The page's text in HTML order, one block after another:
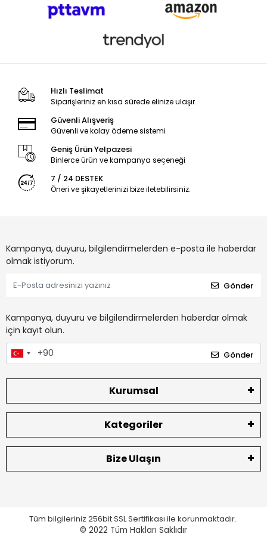
Hızlı Teslimat
Siparişleriniz en kısa sürede elinize ulaşır.
Güvenli Alışveriş
Güvenli ve kolay ödeme sistemi
Geniş Ürün Yelpazesi
Binlerce ürün ve kampanya seçeneği
7 / 24 DESTEK
Öneri ve şikayetlerinizi bize iletebilirsiniz.
Kampanya, duyuru, bilgilendirmelerden e-posta ile haberdar
olmak istiyorum.
Gönder
Kampanya, duyuru ve bilgilendirmelerden haberdar olmak
için kayıt olun.
Gönder
Kurumsal
Kategoriler
Bize Ulaşın
Tüm bilgileriniz 256bit SSL Sertifikası ile korunmaktadır.
© 2022 Tüm Hakları Saklıdır